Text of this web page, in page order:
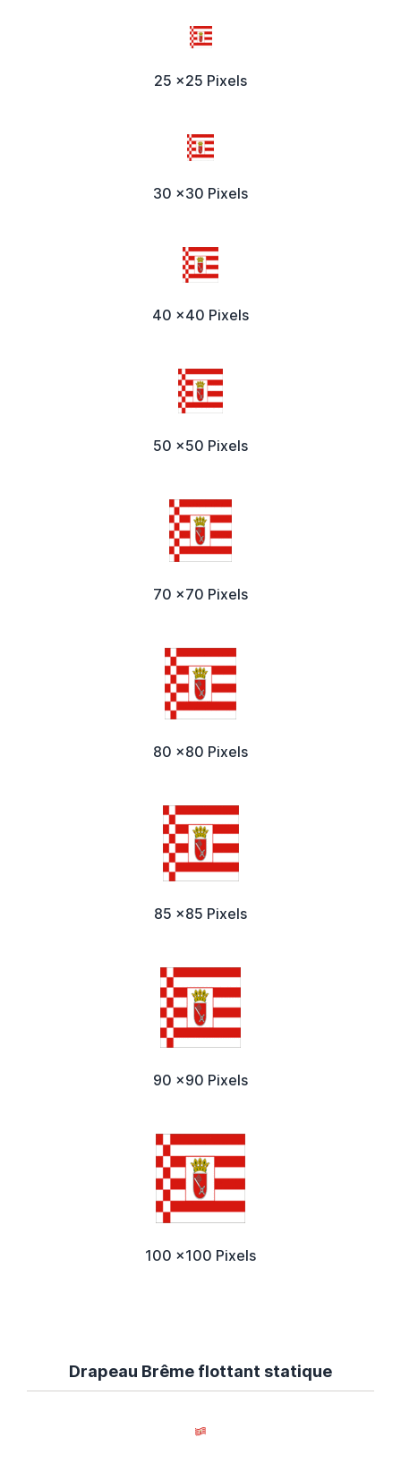
25 x25 Pixels
30 x30 Pixels
40 x40 Pixels
50 x50 Pixels
70 x70 Pixels
80 x80 Pixels
85 x85 Pixels
90 x90 Pixels
100 x100 Pixels
Drapeau Brême flottant statique